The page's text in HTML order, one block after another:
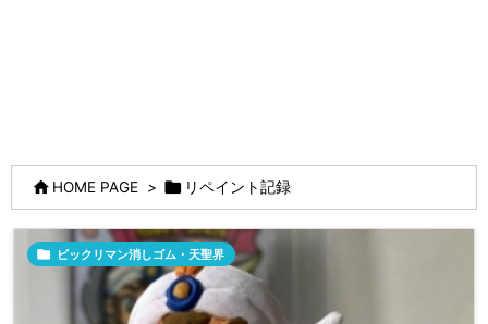
 HOME PAGE >  リペイント記録
 ビックリマン消しゴム・天聖界